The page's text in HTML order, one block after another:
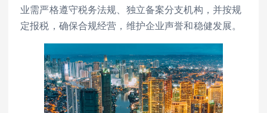
业需严格遵守税务法规、独立备案分支机构，并按规
定报税，确保合规经营，维护企业声誉和稳健发展。